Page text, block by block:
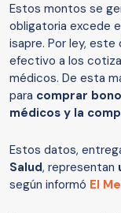
Estos montos se
obligatoria excede
isapre. Por ley,
efectivo a los
médicos. De esta
para comprar
médicos y la
Estos datos,
Salud, representan
según informó El